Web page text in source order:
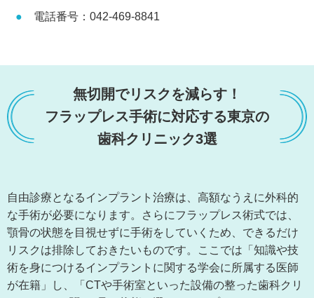
電話番号：042-469-8841
無切開でリスクを減らす！
フラップレス手術に対応する東京の
歯科クリニック3選
自由診療となるインプラント治療は、高額なうえに外科的
な手術が必要になります。さらにフラップレス術式では、
顎骨の状態を目視せずに手術をしていくため、できるだけ
リスクは排除しておきたいものです。ここでは「知識や技
術を身につけるインプラントに関する学会に所属する医師
が在籍」し、「CTや手術室といった設備の整った歯科クリ